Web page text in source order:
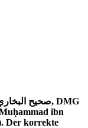
ibn
Der korrekte